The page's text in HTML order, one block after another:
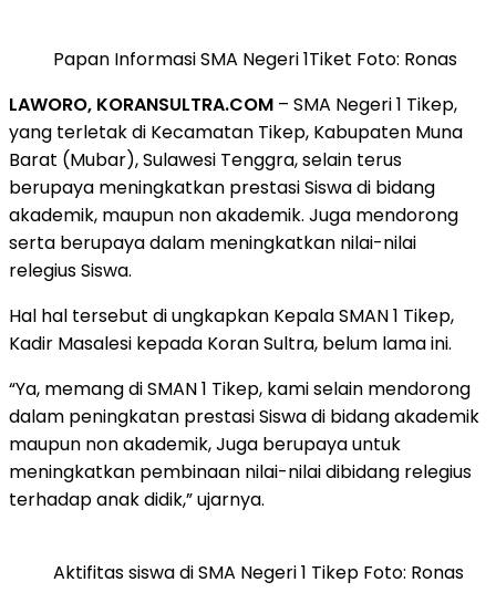
Papan Informasi SMA Negeri 1Tiket Foto: Ronas
LAWORO, KORANSULTRA.COM – SMA Negeri 1 Tikep,
yang terletak di Kecamatan Tikep, Kabupaten Muna
Barat (Mubar), Sulawesi Tenggra, selain terus
berupaya meningkatkan prestasi Siswa di bidang
akademik, maupun non akademik. Juga mendorong
serta berupaya dalam meningkatkan nilai-nilai
relegius Siswa.
Hal hal tersebut di ungkapkan Kepala SMAN 1 Tikep,
Kadir Masalesi kepada Koran Sultra, belum lama ini.
“Ya, memang di SMAN 1 Tikep, kami selain mendorong
dalam peningkatan prestasi Siswa di bidang akademik
maupun non akademik, Juga berupaya untuk
meningkatkan pembinaan nilai-nilai dibidang relegius
terhadap anak didik,” ujarnya.
Aktifitas siswa di SMA Negeri 1 Tikep Foto: Ronas